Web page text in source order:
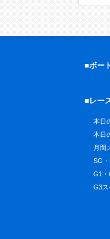
■ボー
■レー
本日
本日
月間
SG
G1・
G3ス